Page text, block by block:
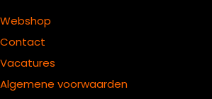
Webshop
Contact
Vacatures
Algemene voorwaarden